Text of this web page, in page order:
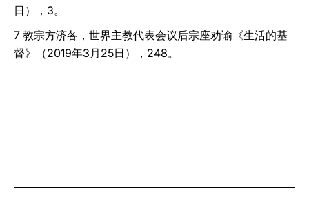
日），3。
7 教宗方济各，世界主教代表会议后宗座劝谕《生活的基
督》（2019年3月25日），248。